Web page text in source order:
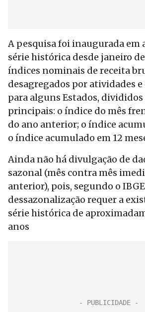
A pesquisa foi inaugurada em
série histórica desde janeiro
índices nominais de receita
desagregados por atividades
para alguns Estados,
principais: o índice do mês
do ano anterior; o índice
o índice acumulado em 12
Ainda não há divulgação de
sazonal (mês contra mês
anterior), pois, segundo o
dessazonalização requer a
série histórica de
anos